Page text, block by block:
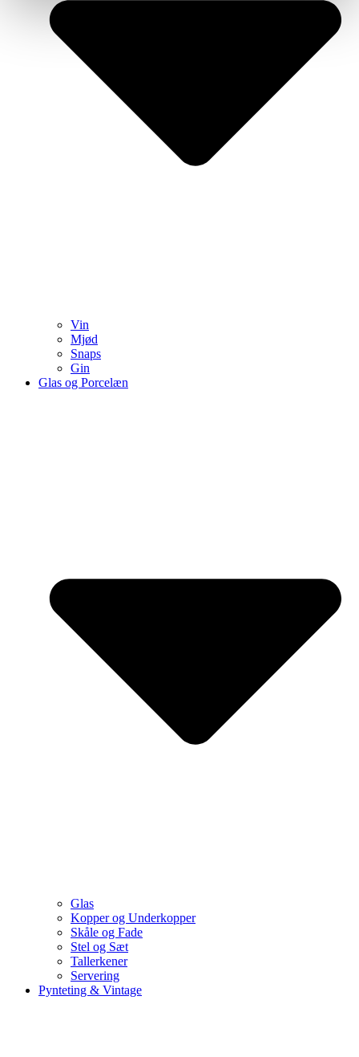
Vin
Mjød
Snaps
Gin
Glas og Porcelæn
Glas
Kopper og Underkopper
Skåle og Fade
Stel og Sæt
Tallerkener
Servering
Pynteting & Vintage